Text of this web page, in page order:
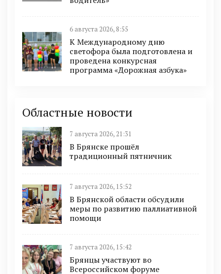
6 августа 2026, 8:55
К Международному дню
светофора была подготовлена и
проведена конкурсная
программа «Дорожная азбука»
Областные новости
7 августа 2026, 21:31
В Брянске прошёл
традиционный пятничник
7 августа 2026, 15:52
В Брянской области обсудили
меры по развитию паллиативной
помощи
7 августа 2026, 15:42
Брянцы участвуют во
Всероссийском форуме